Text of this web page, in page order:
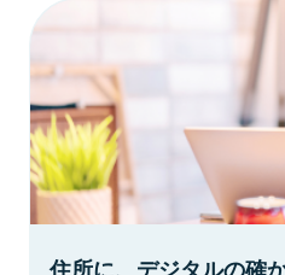
住所に、デジタルの確か